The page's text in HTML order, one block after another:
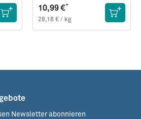
10,99 €*
28,18 € / kg
Newsletter abonnieren